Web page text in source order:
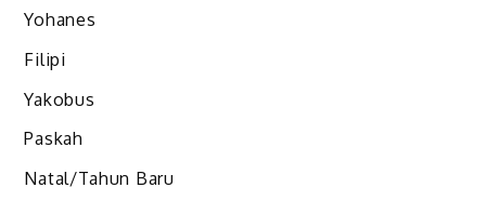
Yohanes
Filipi
Yakobus
Paskah
Natal/Tahun Baru